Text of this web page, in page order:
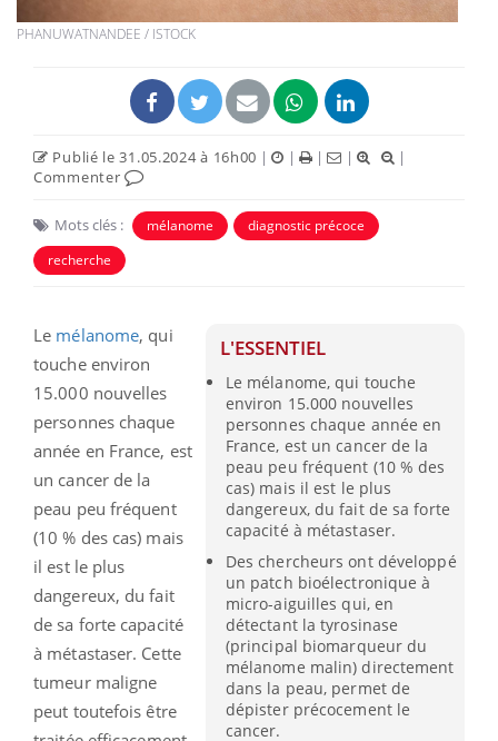
PHANUWATNANDEE / ISTOCK
Publié le 31.05.2024 à 16h00 | | | |
|
Commenter
Mots clés : mélanome
diagnostic précoce
recherche
L'ESSENTIEL
Le mélanome, qui touche
environ 15.000 nouvelles
personnes chaque année en
France, est un cancer de la
peau peu fréquent (10 % des
cas) mais il est le plus
dangereux, du fait de sa forte
capacité à métastaser.
Des chercheurs ont développé
un patch bioélectronique à
micro-aiguilles qui, en
détectant la tyrosinase
(principal biomarqueur du
mélanome malin) directement
dans la peau, permet de
dépister précocement le
cancer.
Le mélanome, qui
touche environ
15.000 nouvelles
personnes chaque
année en France, est
un cancer de la
peau peu fréquent
(10 % des cas) mais
il est le plus
dangereux, du fait
de sa forte capacité
à métastaser. Cette
tumeur maligne
peut toutefois être